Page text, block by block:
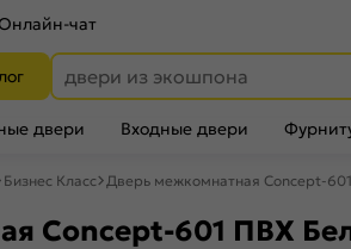
чат
двери Входные двери
Бизнес Класс Дверь межкомнатная Concept-
Concept-601 ПВХ